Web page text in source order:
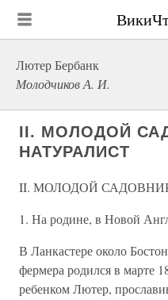
Лютер Бербанк
Молодчиков А. И.
II. МОЛОДОЙ
НАТУРАЛИСТ
II. МОЛОДОЙ
1. На родине, в Новой
В Ланкастере около
фермера родился в марте
ребенком Лютер,